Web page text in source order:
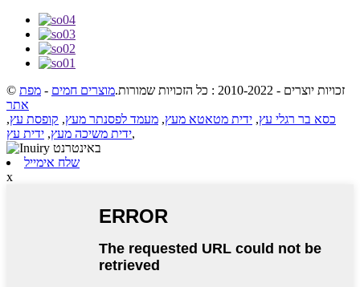
© זכויות יוצרים - 2010-2022 : כל הזכויות שמורות. מוצרים חמים - מפת
אתר
כסא בר רגלי עץ, ידית מטאטא מעץ, מעמד לפסנתר מעץ, קופסת עץ,
ידית משיכה מעץ, ידית עץ ,
שלח אימייל
x